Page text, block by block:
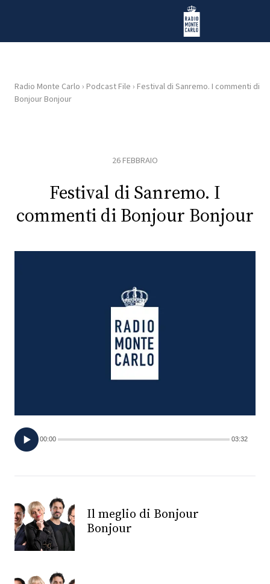
Radio Monte Carlo
HOME
RADIO
PLAYLIST
TV
PRINCIPATO
MONACO
RMC
CONSIGLIA
Radio Monte Carlo › Podcast File › Festival di Sanremo. I commenti di
Bonjour Bonjour
26 FEBBRAIO
Festival di Sanremo. I
commenti di Bonjour Bonjour
00:00 03:32
Il meglio di Bonjour
Bonjour